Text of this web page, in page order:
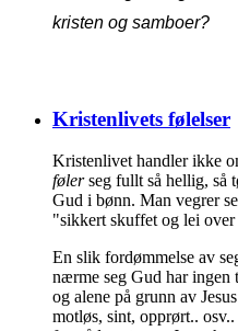
kristen og samboer?
Kristenlivets følelser
Kristenlivet handler ikke
følerseg fullt så hellig, så
Gud i bønn. Man vegrer
"sikkert skuffet og lei over
En slik fordømmelse av
nærme seg Gud har ingen
og alene på grunn av
motløs, sint, opprørt..